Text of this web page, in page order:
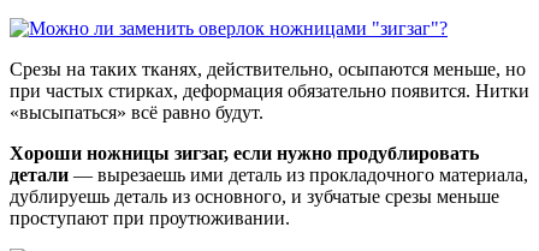
Срезы на таких тканях, действительно, осыпаются меньше, но
при частых стирках, деформация обязательно появится. Нитки
«высыпаться» всё равно будут.
Хороши ножницы зигзаг, если нужно продублировать
детали — вырезаешь ими деталь из прокладочного материала,
дублируешь деталь из основного, и зубчатые срезы меньше
проступают при проутюживании.